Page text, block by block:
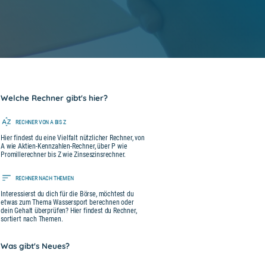
Welche Rechner gibt's hier?
RECHNER VON A BIS Z
Hier findest du eine Vielfalt nützlicher Rechner, von
A wie Aktien-Kennzahlen-Rechner, über P wie
Promillerechner bis Z wie Zinseszinsrechner.
RECHNER NACH THEMEN
Interessierst du dich für die Börse, möchtest du
etwas zum Thema Wassersport berechnen oder
dein Gehalt überprüfen? Hier findest du Rechner,
sortiert nach Themen.
Was gibt's Neues?